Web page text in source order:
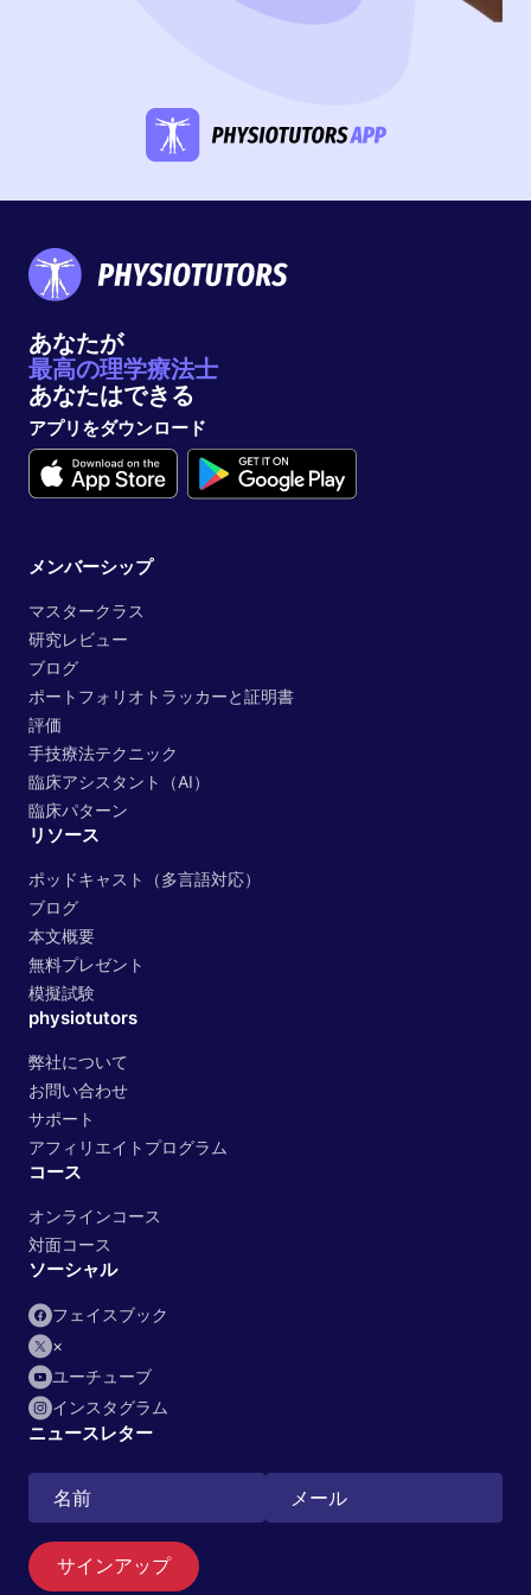
あなたが
最高の理学療法士
あなたはできる
アプリをダウンロード
メンバーシップ
マスタークラス
研究レビュー
ブログ
ポートフォリオトラッカーと証明書
評価
手技療法テクニック
臨床アシスタント（AI）
臨床パターン
リソース
ポッドキャスト（多言語対応）
ブログ
本文概要
無料プレゼント
模擬試験
physiotutors
弊社について
お問い合わせ
サポート
アフィリエイトプログラム
コース
オンラインコース
対面コース
ソーシャル
フェイスブック
×
ユーチューブ
インスタグラム
ニュースレター
サインアップ